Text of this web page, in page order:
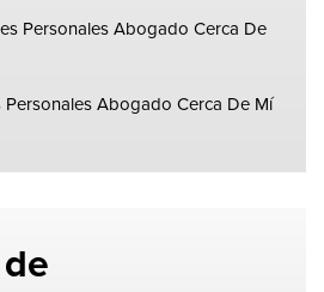
Personales Abogado Cerca De
Abogado Cerca De Mí